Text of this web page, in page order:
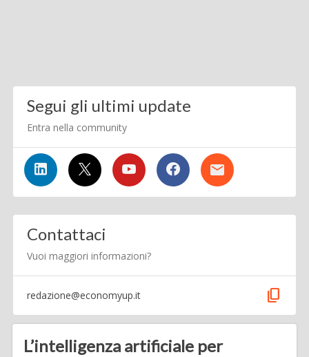
Segui gli ultimi update
Entra nella community
Contattaci
Vuoi maggiori informazioni?
redazione@economyup.it content_copy
L’intelligenza artificiale per